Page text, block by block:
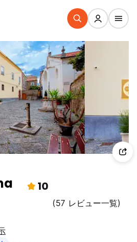
10
(57 レビュー一覧)